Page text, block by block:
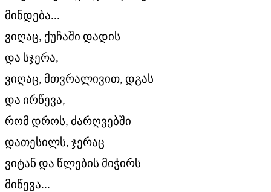
მინდება...
ვიღაც, ქუჩაში დადის
და სჯერა,
ვიღაც, მთვრალივით, დგას
და ირწევა,
რომ დროს, ძარღვებში
დათესილს, ჯერაც
ვიტან და წლების მიჭირს
მიწევა...